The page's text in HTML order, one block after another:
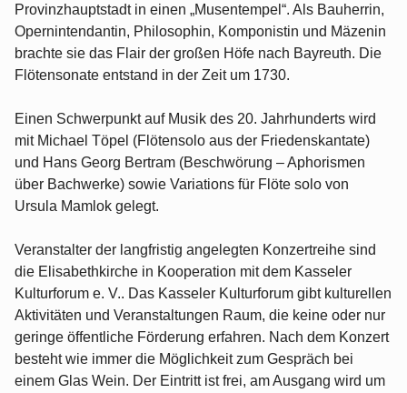
Provinzhauptstadt in einen „Musentempel“. Als Bauherrin,
Opernintendantin, Philosophin, Komponistin und Mäzenin
brachte sie das Flair der großen Höfe nach Bayreuth. Die
Flötensonate entstand in der Zeit um 1730.
Einen Schwerpunkt auf Musik des 20. Jahrhunderts wird
mit Michael Töpel (Flötensolo aus der Friedenskantate)
und Hans Georg Bertram (Beschwörung – Aphorismen
über Bachwerke) sowie Variations für Flöte solo von
Ursula Mamlok gelegt.
Veranstalter der langfristig angelegten Konzertreihe sind
die Elisabethkirche in Kooperation mit dem Kasseler
Kulturforum e. V.. Das Kasseler Kulturforum gibt kulturellen
Aktivitäten und Veranstaltungen Raum, die keine oder nur
geringe öffentliche Förderung erfahren. Nach dem Konzert
besteht wie immer die Möglichkeit zum Gespräch bei
einem Glas Wein. Der Eintritt ist frei, am Ausgang wird um